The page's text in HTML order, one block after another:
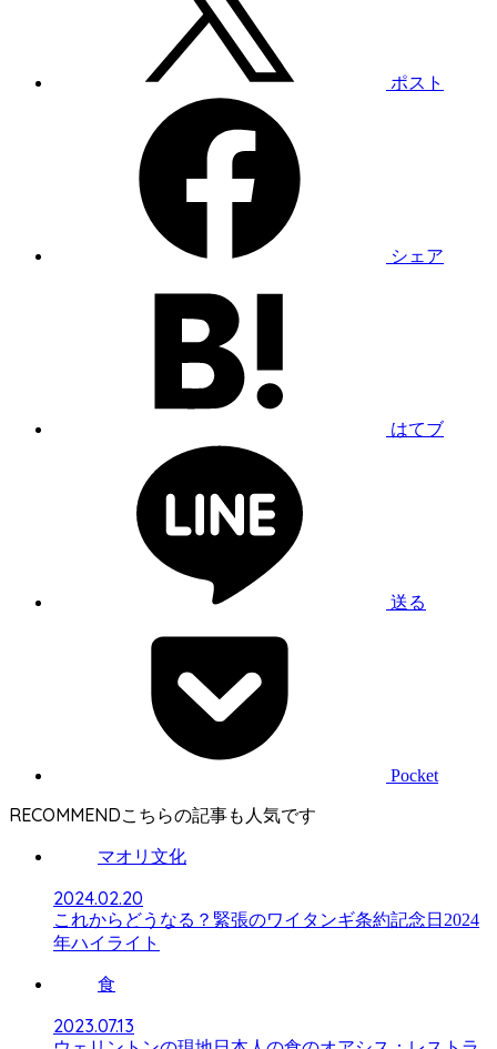
ポスト
シェア
はてブ
送る
Pocket
RECOMMEND
マオリ文化
2024.02.20
これからどうなる？緊張のワイタンギ条約記念日2024
年ハイライト
食
2023.07.13